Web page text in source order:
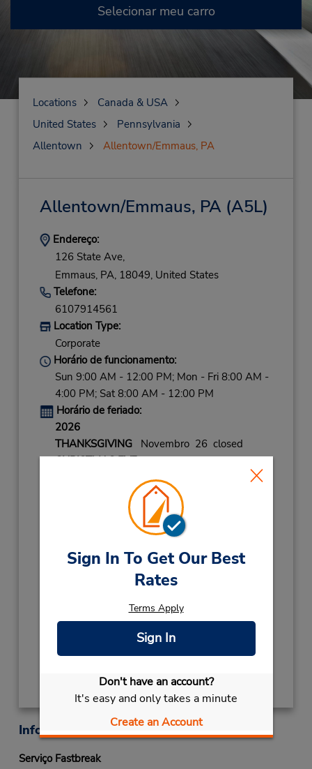
Sign In To Get Our Best
Rates
Terms Apply
Sign In
Don't have an account?
It's easy and only takes a minute
Create an Account
Selecionar meu carro
Locations
Canada & USA
United States
Pennsylvania
Allentown
Allentown/Emmaus, PA
Allentown/Emmaus, PA(A5L)
Endereço:
126 State Ave,
Emmaus, PA, 18049, United States
Telefone:
6107914561
Location Type:
Corporate
Horário de funcionamento:
Sun 9:00 AM - 12:00 PM; Mon - Fri 8:00 AM -
4:00 PM; Sat 8:00 AM - 12:00 PM
Horário de feriado:
2026
THANKSGIVINGNovembro 26 closed
CHRISTMAS EVEDezembro 24 08:00AM
CHRISTMAS DAY Dezembro 25 closed
NEW YEARS EVE
Dezembro 31 08:00AM
2027
NEW YEARS DAYJaneiro 1 closed
Local de entrega das chaves
Obter instruções de caminho
Informações sobre a loja
Serviço Fastbreak